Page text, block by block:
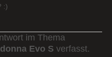
:)
im Thema
Evo S verfasst.